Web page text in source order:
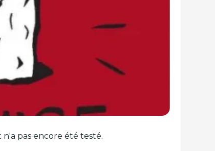
pas encore été testé.